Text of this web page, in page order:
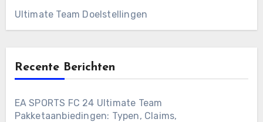
Ultimate Team Doelstellingen
Recente Berichten
EA SPORTS FC 24 Ultimate Team
Pakketaanbiedingen: Typen, Claims,